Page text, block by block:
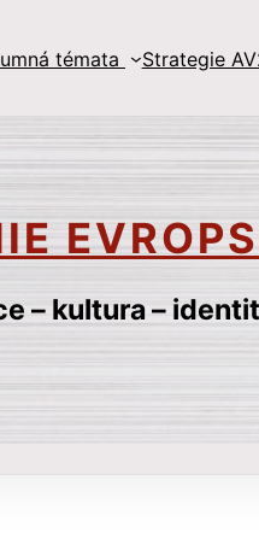
témata Strategie
– kultura –